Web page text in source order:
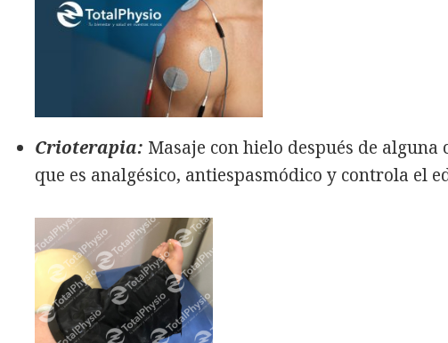
Crioterapia: Masaje con hielo después de alguna
que es analgésico, antiespasmódico y controla el